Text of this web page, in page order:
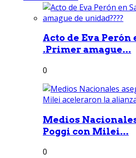
Acto de Eva Perón
.Primer amague...
0
Medios
Poggi con Milei...
0